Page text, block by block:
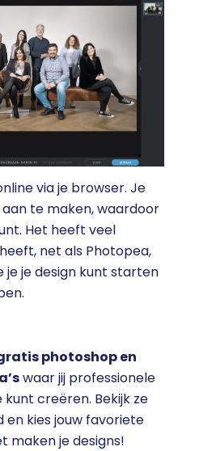
via je browser. Je
te maken, waardoor
Het heeft veel
net als Photopea,
je design kunt starten
photoshop en
waar jij professionele
creëren. Bekijk ze
en kies jouw favoriete
maken je designs!